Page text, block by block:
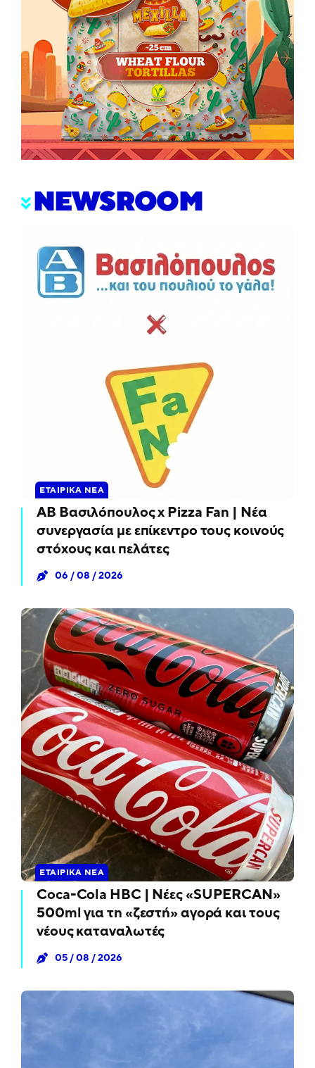
NEWSROOM
ΕΤΑΙΡΙΚΆ ΝΈΑ
ΑΒ Βασιλόπουλος x Pizza Fan | Νέα
συνεργασία με επίκεντρο τους κοινούς
στόχους και πελάτες
06 / 08 / 2026
ΕΤΑΙΡΙΚΆ ΝΈΑ
Coca-Cola HBC | Νέες «SUPERCAN»
500ml για τη «ζεστή» αγορά και τους
νέους καταναλωτές
05 / 08 / 2026